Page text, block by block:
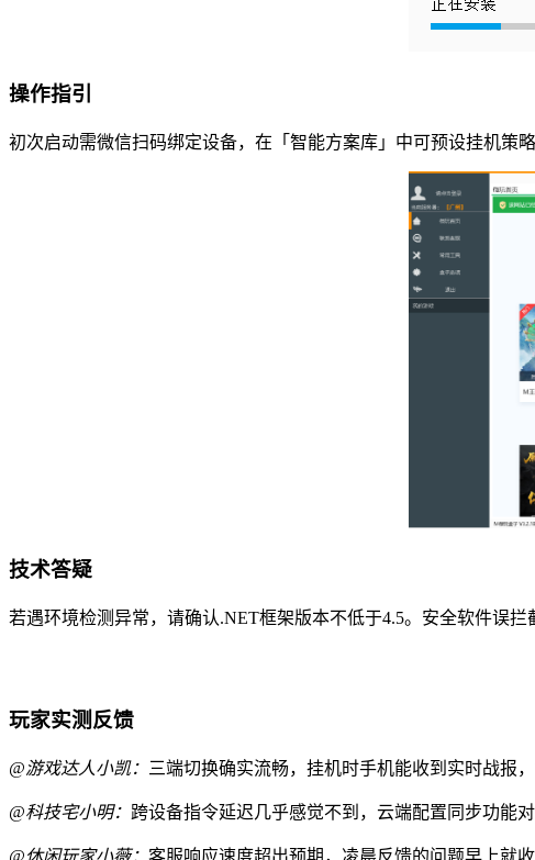
操作指引
初次启动需微信扫码绑定设备，在「智能方案库」中可预设挂机策
技术答疑
若遇环境检测异常，请确认.NET框架版本不低于4.5。安全软件误
玩家实测反馈
@游戏达人小凯： 三端切换确实流畅，挂机时手机能收到实时战报
@科技宅小明： 跨设备指令延迟几乎感觉不到，云端配置同步功能
@休闲玩家小薇： 客服响应速度超出预期，凌晨反馈的问题早上就